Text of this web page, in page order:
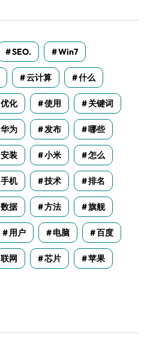
SEO. Win7
云计算 什么
优化 使用 关键词
华为 发布 哪些
安装 小米 怎么
手机 技术 排名
数据 方法 旗舰
用户 电脑 百度
联网 芯片 苹果